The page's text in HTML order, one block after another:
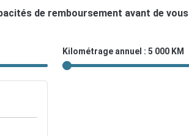
de remboursement avant de vous
Kilométrage annuel : 5 000 KM